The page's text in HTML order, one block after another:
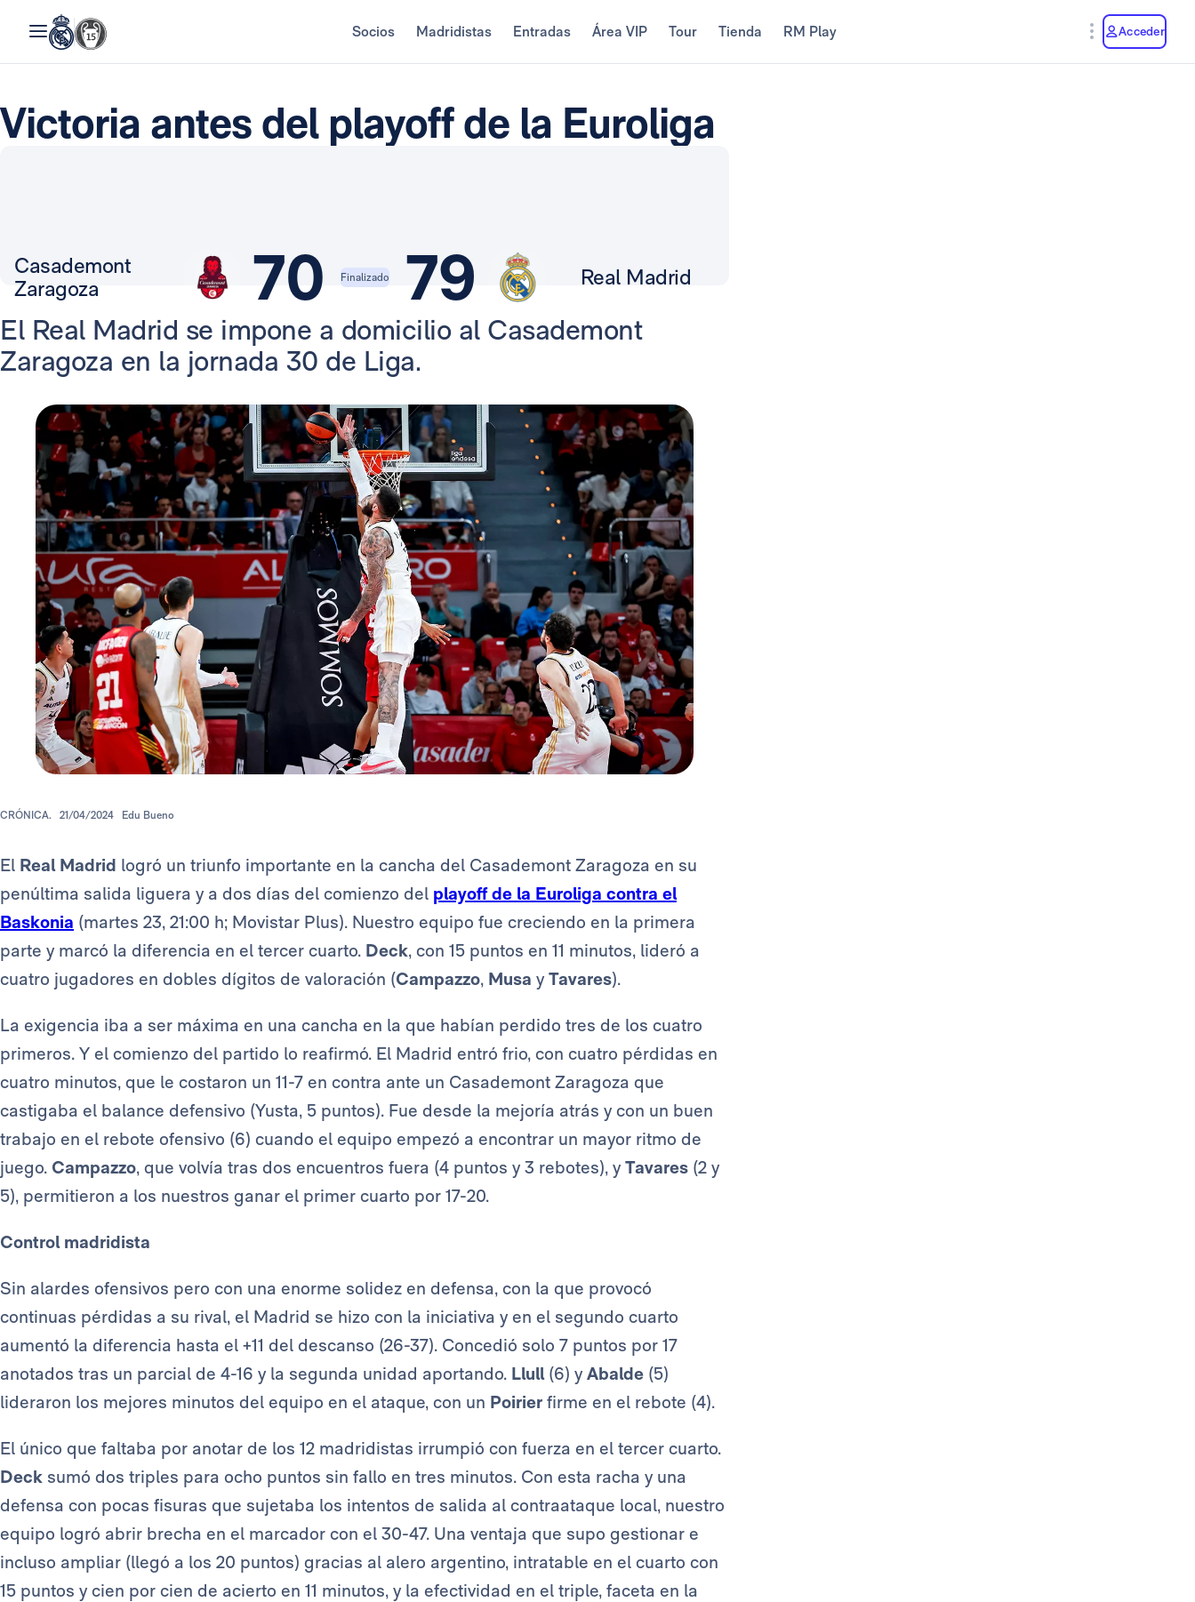
Socios Madridistas Entradas Área VIP Tour Tienda RM Play Acceder
Victoria antes del playoff de la Euroliga
70 79
Casademont
Zaragoza
Finalizado Real Madrid
El Real Madrid se impone a domicilio al Casademont
Zaragoza en la jornada 30 de Liga.
CRÓNICA. 21/04/2024 Edu Bueno
El Real Madrid logró un triunfo importante en la cancha del Casademont Zaragoza en su
penúltima salida liguera y a dos días del comienzo del playoff de la Euroliga contra el
Baskonia (martes 23, 21:00 h; Movistar Plus). Nuestro equipo fue creciendo en la primera
parte y marcó la diferencia en el tercer cuarto. Deck, con 15 puntos en 11 minutos, lideró a
cuatro jugadores en dobles dígitos de valoración (Campazzo, Musa y Tavares).
La exigencia iba a ser máxima en una cancha en la que habían perdido tres de los cuatro
primeros. Y el comienzo del partido lo reafirmó. El Madrid entró frio, con cuatro pérdidas en
cuatro minutos, que le costaron un 11-7 en contra ante un Casademont Zaragoza que
castigaba el balance defensivo (Yusta, 5 puntos). Fue desde la mejoría atrás y con un buen
trabajo en el rebote ofensivo (6) cuando el equipo empezó a encontrar un mayor ritmo de
juego. Campazzo, que volvía tras dos encuentros fuera (4 puntos y 3 rebotes), y Tavares (2 y
5), permitieron a los nuestros ganar el primer cuarto por 17-20.
Control madridista
Sin alardes ofensivos pero con una enorme solidez en defensa, con la que provocó
continuas pérdidas a su rival, el Madrid se hizo con la iniciativa y en el segundo cuarto
aumentó la diferencia hasta el +11 del descanso (26-37). Concedió solo 7 puntos por 17
anotados tras un parcial de 4-16 y la segunda unidad aportando. Llull(6) y Abalde (5)
lideraron los mejores minutos del equipo en el ataque, con un Poirier firme en el rebote (4).
El único que faltaba por anotar de los 12 madridistas irrumpió con fuerza en el tercer cuarto.
Deck sumó dos triples para ocho puntos sin fallo en tres minutos. Con esta racha y una
defensa con pocas fisuras que sujetaba los intentos de salida al contraataque local, nuestro
equipo logró abrir brecha en el marcador con el 30-47. Una ventaja que supo gestionar e
incluso ampliar (llegó a los 20 puntos) gracias al alero argentino, intratable en el cuarto con
15 puntos y cien por cien de acierto en 11 minutos, y la efectividad en el triple, faceta en la